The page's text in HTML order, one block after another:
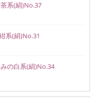
系(絹)No.37
系(絹)No.31
の白系(絹)No.34